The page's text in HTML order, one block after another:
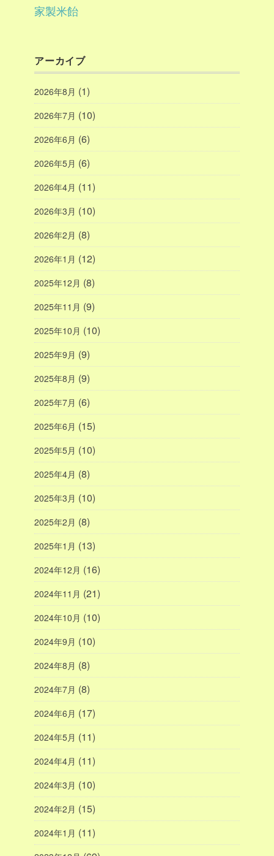
家製米飴
アーカイブ
2026年8月 (1)
2026年7月 (10)
2026年6月 (6)
2026年5月 (6)
2026年4月 (11)
2026年3月 (10)
2026年2月 (8)
2026年1月 (12)
2025年12月 (8)
2025年11月 (9)
2025年10月 (10)
2025年9月 (9)
2025年8月 (9)
2025年7月 (6)
2025年6月 (15)
2025年5月 (10)
2025年4月 (8)
2025年3月 (10)
2025年2月 (8)
2025年1月 (13)
2024年12月 (16)
2024年11月 (21)
2024年10月 (10)
2024年9月 (10)
2024年8月 (8)
2024年7月 (8)
2024年6月 (17)
2024年5月 (11)
2024年4月 (11)
2024年3月 (10)
2024年2月 (15)
2024年1月 (11)